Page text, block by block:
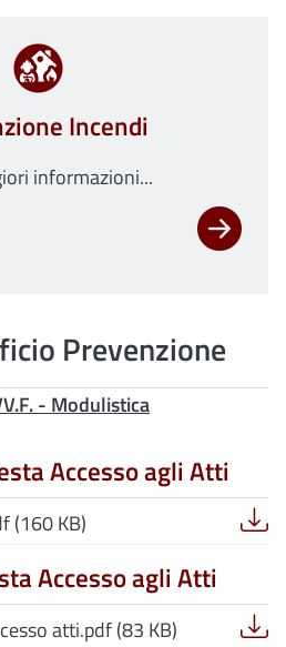
Incendi
informazioni...
Prevenzione
- Modulistica
Accesso agli Atti
(160 KB)
Accesso agli Atti
atti.pdf (83 KB)